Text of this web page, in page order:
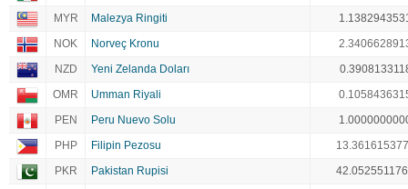
MYR
Malezya Ringiti
NOK
Norveç Kronu
NZD
Yeni Zelanda Doları
OMR
Umman Riyali
PEN
Peru Nuevo Solu
PHP
Filipin Pezosu
PKR
Pakistan Rupisi